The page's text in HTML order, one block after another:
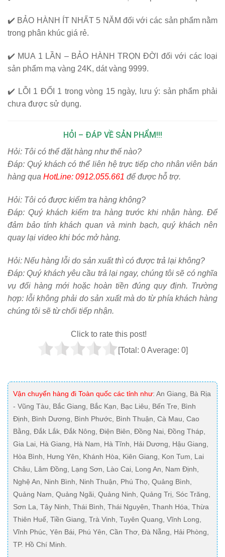
✔️ BẢO HÀNH ÍT NHẤT 5 NĂM đối với các sản phẩm nằm
trong phân khúc giá rẻ.
✔️ MUA 1 LẦN – BẢO HÀNH TRỌN ĐỜI đối với các loại
sản phẩm mạ vàng 24K, dát vàng 9999.
✔️ LỖI 1 ĐỔI 1 trong vòng 15 ngày, lưu ý: sản phẩm phải
chưa được sử dụng.
HỎI – ĐÁP VỀ SẢN PHẨM!!!
Hỏi: Tôi có thể đặt hàng như thế nào?
Đáp: Quý khách có thể liên hệ trực tiếp cho nhân viên bán
hàng qua HotLine: 0912.055.661 để được hỗ trợ.
Hỏi: Tôi có được kiểm tra hàng không?
Đáp: Quý khách kiểm tra hàng trước khi nhận hàng. Để
đảm bảo tính khách quan và minh bạch, quý khách nên
quay lại video khi bóc mở hàng.
Hỏi: Nếu hàng lỗi do sản xuất thì có được trả lại không?
Đáp: Quý khách yêu cầu trả lại ngay, chúng tôi sẽ có nghĩa
vụ đổi hàng mới hoặc hoàn tiền đúng quy định. Trường
hợp: lỗi không phải do sản xuất mà do từ phía khách hàng
chúng tôi sẽ từ chối tiếp nhận.
Click to rate this post!
[Total: 0Average: 0]
Vận chuyển hàng đi Toàn quốc các tỉnh như: An Giang, Bà Rịa
- Vũng Tàu, Bắc Giang, Bắc Kạn, Bạc Liêu, Bến Tre, Bình
Định, Bình Dương, Bình Phước, Bình Thuận, Cà Mau, Cao
Bằng, Đắk Lắk, Đắk Nông, Điện Biên, Đồng Nai, Đồng Tháp,
Gia Lai, Hà Giang, Hà Nam, Hà Tĩnh, Hải Dương, Hậu Giang,
Hòa Bình, Hưng Yên, Khánh Hòa, Kiên Giang, Kon Tum, Lai
Châu, Lâm Đồng, Lạng Sơn, Lào Cai, Long An, Nam Định,
Nghệ An, Ninh Bình, Ninh Thuận, Phú Thọ, Quảng Bình,
Quảng Nam, Quảng Ngãi, Quảng Ninh, Quảng Trị, Sóc Trăng,
Sơn La, Tây Ninh, Thái Bình, Thái Nguyên, Thanh Hóa, Thừa
Thiên Huế, Tiền Giang, Trà Vinh, Tuyên Quang, Vĩnh Long,
Vĩnh Phúc, Yên Bái, Phú Yên, Cần Thơ, Đà Nẵng, Hải Phòng,
TP. Hồ Chí Minh.